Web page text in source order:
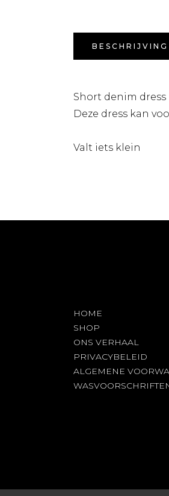
BESCHRIJVING
Short denim
Deze dress kan
Valt iets klein
HOME
SHOP
ONS VERHAAL
PRIVACYBELEID
ALGEMENE